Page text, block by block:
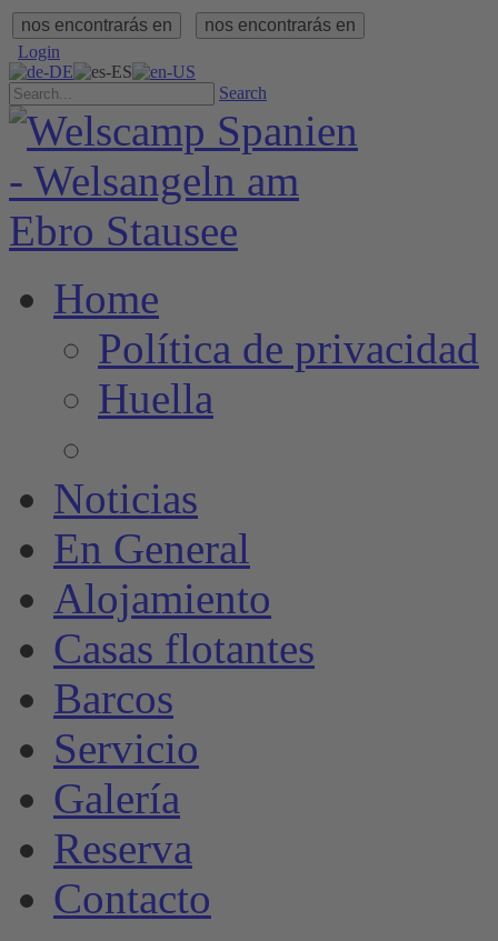
nos encontrarás en
nos encontrarás en
Login
Search
Home
Política de privacidad
Huella
Noticias
En General
Alojamiento
Casas flotantes
Barcos
Servicio
Galería
Reserva
Contacto